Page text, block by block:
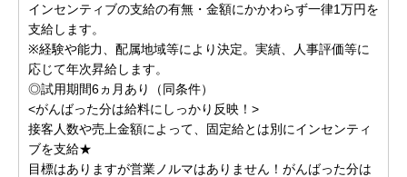
インセンティブの支給の有無・金額にかかわらず一律1万円を
支給します。
※経験や能力、配属地域等により決定。実績、人事評価等に
応じて年次昇給します。
◎試用期間6ヵ月あり（同条件）
<がんばった分は給料にしっかり反映！>
接客人数や売上金額によって、固定給とは別にインセンティ
ブを支給★
目標はありますが営業ノルマはありません！がんばった分は